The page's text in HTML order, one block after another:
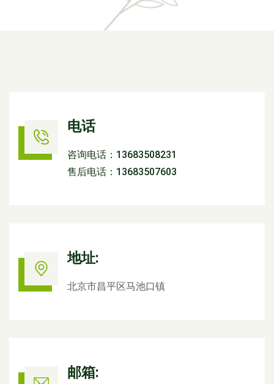
电话
咨询电话：13683508231
售后电话：13683507603
地址:
北京市昌平区马池口镇
邮箱: